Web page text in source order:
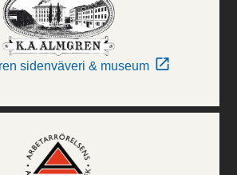
sidenväveri & museum